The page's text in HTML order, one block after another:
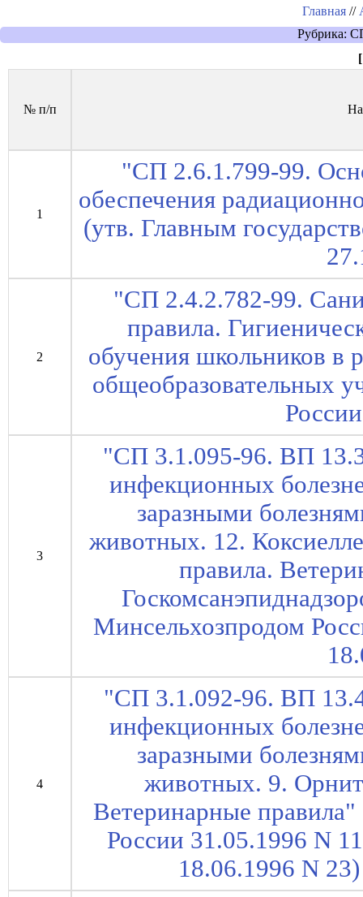
Главная //
Рубрика:
№ п/п
1
"СП 2.6.1.799-99.
обеспечения
(утв. Главным
2
"СП 2.4.2.782-99.
правила.
обучения школьников в
общеобразовательных
3
"СП 3.1.095-96. ВП
инфекционных
заразными
животных. 12.
правила.
Минсельхозпродом
4
"СП 3.1.092-96. ВП
инфекционных
заразными
животных. 9.
Ветеринарные правила"
России 31.05.1996 N
18.06.1996 N